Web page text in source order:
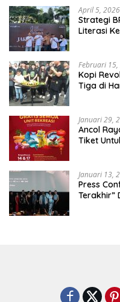
April 5, 2026
​Strategi
Literasi
Februari
Kopi
Tiga di
Januari 29,
Ancol
Tiket
Januari 13,
Press
Terakhir”